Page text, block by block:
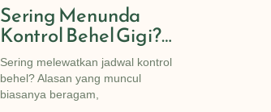
Sering Menunda
Kontrol Behel Gigi?
Ketahui Dampaknya
Untuk Struktur
Gigimu!
Sering melewatkan jadwal kontrol
behel? Alasan yang muncul
biasanya beragam,